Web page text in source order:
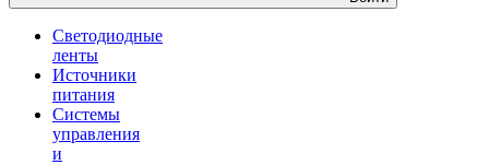
Светодиодные
ленты
Источники
питания
Системы
управления
и